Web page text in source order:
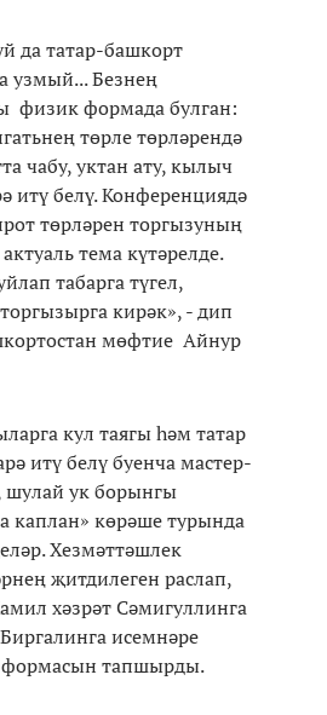
да татар-башкорт
узмый... Безнең
физик формада булган:
төрле төрләрендә
чабу, уктан ату, кылыч
итү белү. Конференциядә
төрләрен торгызуның
тема күтәрелде.
табарга түгел,
кирәк», - дип
мөфтие Айнур
кул таягы һәм татар
итү белү буенча мастер-
шулай ук борынгы
каплан» көрәше турында
Хезмәттәшлек
җитдилеген раслап,
хәзрәт Сәмигуллинга
исемнәре
тапшырды.